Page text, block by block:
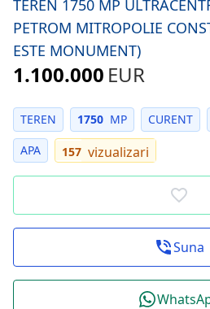
TEREN 1750 MP
PETROM MITROPOLIE
ESTE MONUMENT)
1.100.000 EUR
TEREN MP
1750 CURENT
APA
vizualizari
157
Suna